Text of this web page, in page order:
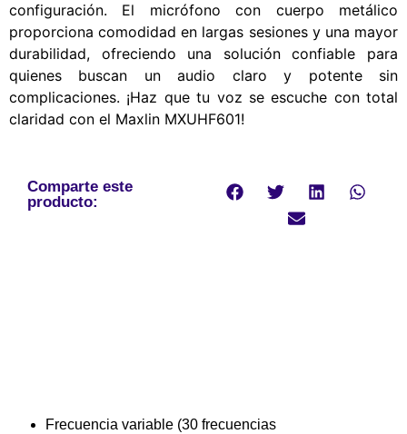
configuración. El micrófono con cuerpo metálico
proporciona comodidad en largas sesiones y una mayor
durabilidad, ofreciendo una solución confiable para
quienes buscan un audio claro y potente sin
complicaciones. ¡Haz que tu voz se escuche con total
claridad con el Maxlin MXUHF601!
Comparte este
producto:
Frecuencia variable (30 frecuencias